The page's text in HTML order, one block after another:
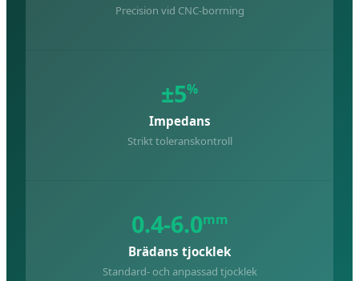
Precision vid CNC-borrning
±5%
Impedans
Strikt toleranskontroll
0.4-6.0mm
Brädans tjocklek
Standard- och anpassad tjocklek